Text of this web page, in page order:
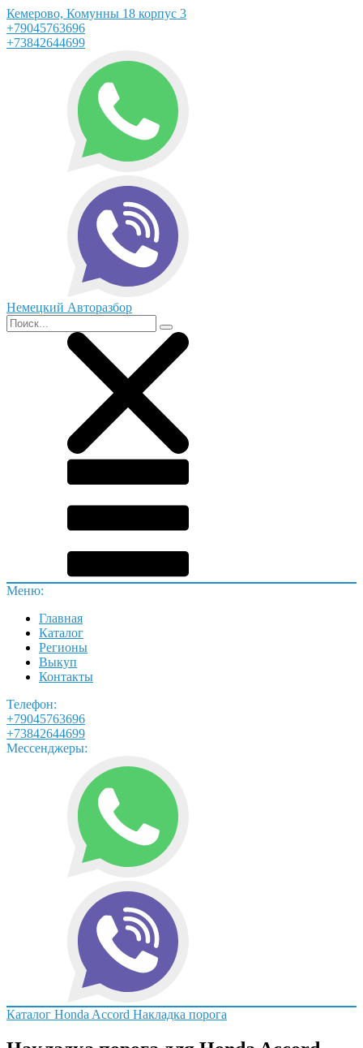
Кемерово, Комунны 18 корпус 3
+79045763696
+73842644699
Немецкий Авторазбор
Меню:
Главная
Каталог
Регионы
Выкуп
Контакты
Телефон:
+79045763696
+73842644699
Мессенджеры:
Каталог Honda Accord Накладка порога